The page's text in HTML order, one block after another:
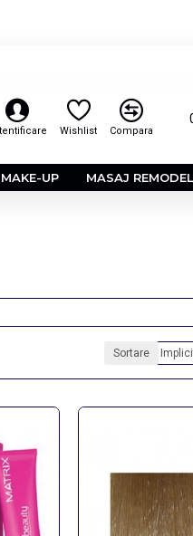
Wishlist Compara
MAKE-UP MASAJ
Sortare